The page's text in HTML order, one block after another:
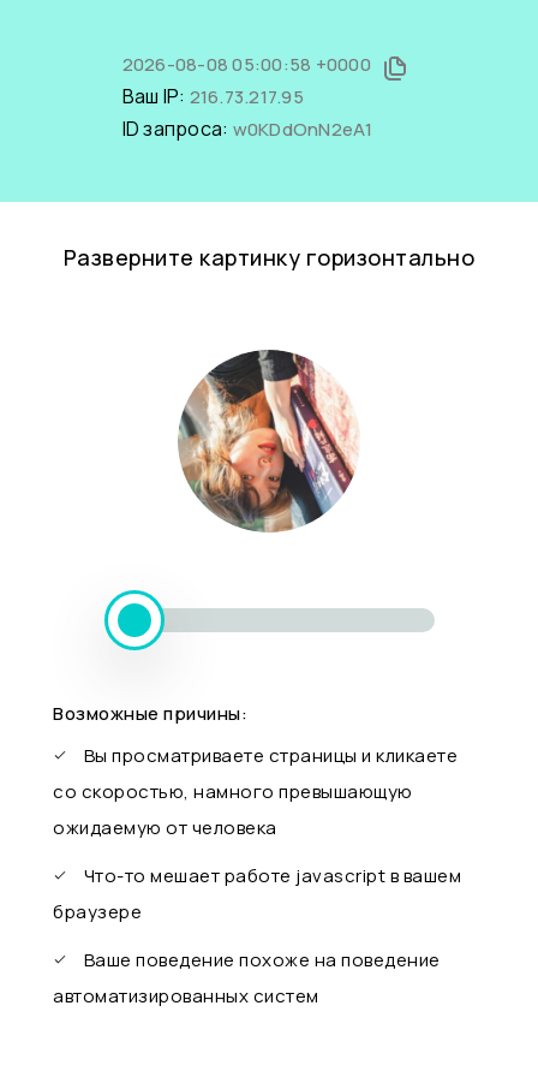
2026-08-08 05:00:58 +0000
Ваш IP: 216.73.217.95
ID запроса: w0KDdOnN2eA1
Разверните картинку горизонтально
Возможные причины:
Вы просматриваете страницы и кликаете
со скоростью, намного превышающую
ожидаемую от человека
Что-то мешает работе javascript в вашем
браузере
Ваше поведение похоже на поведение
автоматизированных систем